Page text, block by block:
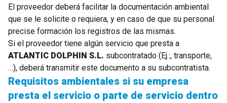
El proveedor deberá facilitar la documentación ambiental
que se le solicite o requiera, y en caso de que su personal
precise formación los registros de las mismas.
Si el proveedor tiene algún servicio que presta a
ATLANTIC DOLPHIN S.L. subcontratado (Ej.:, transporte,
…), deberá transmitir este documento a su subcontratista.
Requisitos ambientales si su empresa
presta el servicio o parte de servicio dentro